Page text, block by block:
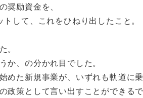
奨励資金を、
して、これをひねり出したこと。
。
か、の分かれ目でした。
めた新規事業が、いずれも軌道に乗
政策として言い出すことができる